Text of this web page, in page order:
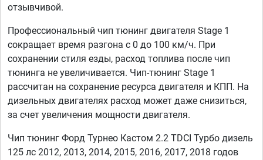
отзывчивой.
Профессиональный чип тюнинг двигателя Stage 1
сокращает время разгона с 0 до 100 км/ч. При
сохранении стиля езды, расход топлива после чип
тюнинга не увеличивается. Чип-тюнинг Stage 1
рассчитан на сохранение ресурса двигателя и КПП. На
дизельных двигателях расход может даже снизиться,
за счет увеличения мощности двигателя.
Чип тюнинг Форд Турнео Кастом 2.2 TDCI Турбо дизель
125 лс 2012, 2013, 2014, 2015, 2016, 2017, 2018 годов